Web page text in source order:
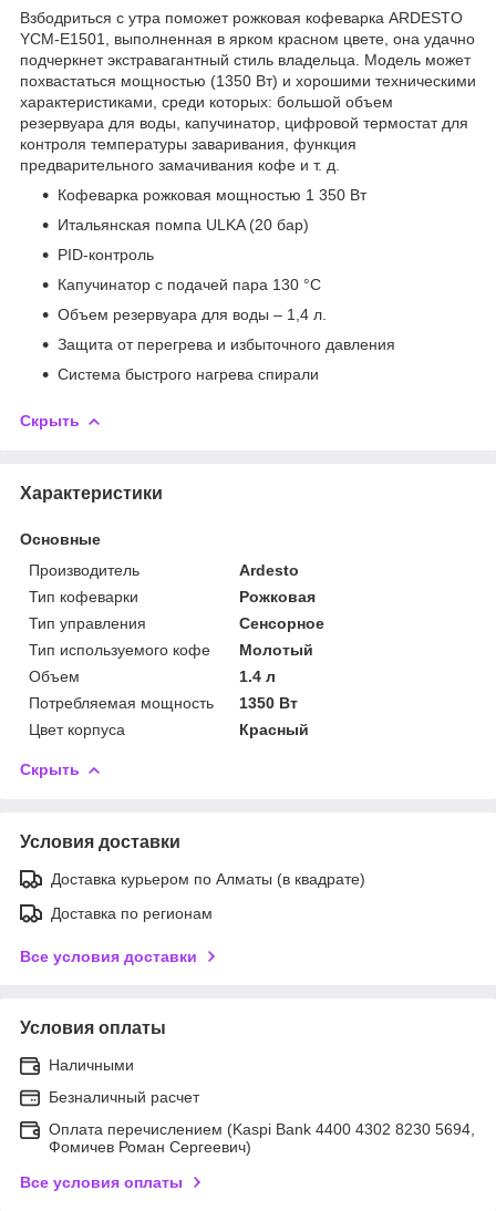
Взбодриться с утра поможет рожковая кофеварка ARDESTO
YCM-E1501, выполненная в ярком красном цвете, она удачно
подчеркнет экстравагантный стиль владельца. Модель может
похвастаться мощностью (1350 Вт) и хорошими техническими
характеристиками, среди которых: большой объем
резервуара для воды, капучинатор, цифровой термостат для
контроля температуры заваривания, функция
предварительного замачивания кофе и т. д.
Кофеварка рожковая мощностью 1 350 Вт
Итальянская помпа ULKA (20 бар)
PID-контроль
Капучинатор с подачей пара 130 °С
Объем резервуара для воды – 1,4 л.
Защита от перегрева и избыточного давления
Система быстрого нагрева спирали
Скрыть
Характеристики
Основные
Производитель
Ardesto
Тип кофеварки
Рожковая
Тип управления
Сенсорное
Тип используемого кофе
Молотый
Объем
1.4 л
Потребляемая мощность
1350 Вт
Цвет корпуса
Красный
Скрыть
Условия доставки
Доставка курьером по Алматы (в квадрате)
Доставка по регионам
Все условия доставки
Условия оплаты
Наличными
Безналичный расчет
Оплата перечислением (Kaspi Bank 4400 4302 8230 5694,
Фомичев Роман Сергеевич)
Все условия оплаты